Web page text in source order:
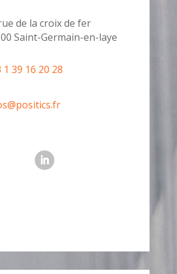
de la croix de fer
Saint-Germain-en-laye
1 39 16 20 28